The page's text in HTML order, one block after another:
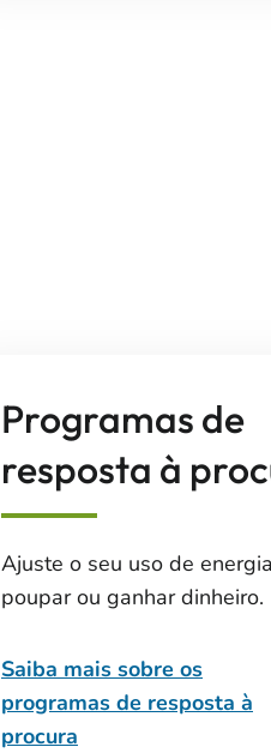
Programas de
resposta à
Ajuste o seu uso de
poupar ou ganhar dinheiro.
Saiba mais sobre os
programas de resposta à
procura